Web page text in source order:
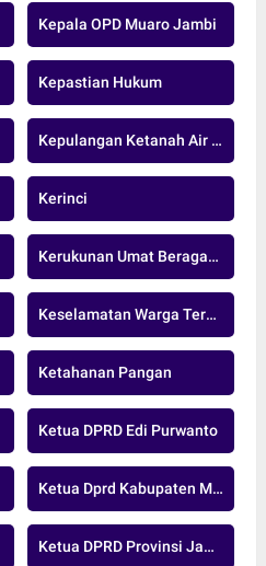
Kepala OPD Muaro Jambi
Kepastian Hukum
Kepulangan Ketanah Air Indonesia
Kerinci
Kerukunan Umat Beragama
Keselamatan Warga Terancam
Ketahanan Pangan
Ketua DPRD Edi Purwanto
Ketua Dprd Kabupaten Muaro Jambi
Ketua DPRD Provinsi Jambi